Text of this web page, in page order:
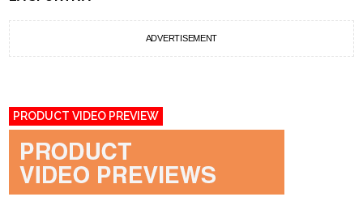
ADVERTISEMENT
PRODUCT VIDEO PREVIEW